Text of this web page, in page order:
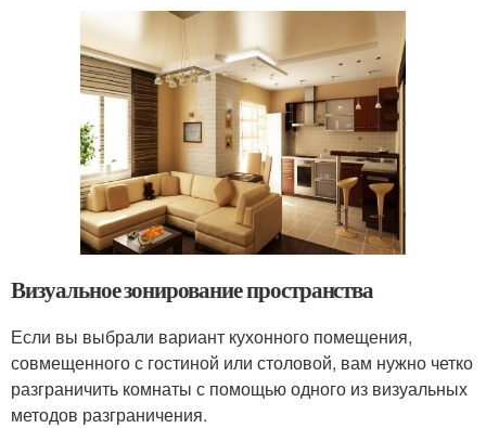
Визуальное зонирование пространства
Если вы выбрали вариант кухонного помещения,
совмещенного с гостиной или столовой, вам нужно четко
разграничить комнаты с помощью одного из визуальных
методов разграничения.